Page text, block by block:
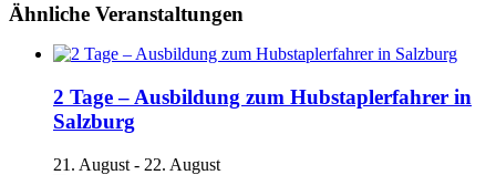
Ähnliche Veranstaltungen
2 Tage – Ausbildung zum Hubstaplerfahrer in
Salzburg
21. August - 22. August